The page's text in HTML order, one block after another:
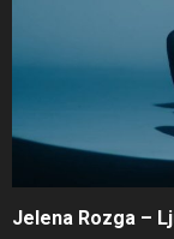
Jelena Rozga –